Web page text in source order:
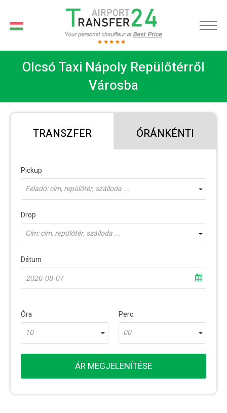
Olcsó Taxi Nápoly Repülőtérről
Városba
TRANSZFER ÓRÁNKÉNTI
Pickup
Feladó: cím, repülőtér, szálloda ...
Drop
Cím: cím, repülőtér, szálloda ...
Dátum
Óra
10
Perc
00
ÁR MEGJELENÍTÉSE